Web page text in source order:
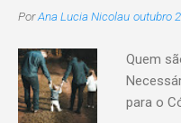
legítima
da
PorAna Lucia Nicolau outubro
Quem
para o